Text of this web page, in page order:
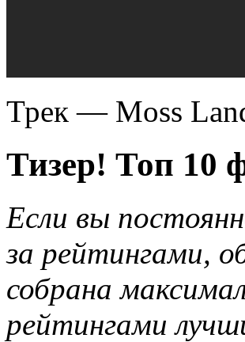
Трек — Moss
Тизер! Топ 10
Если вы
за рейтингами,
собрана
рейтингами